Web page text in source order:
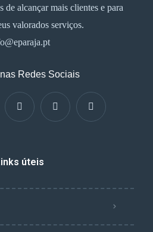
de alcançar mais clientes e para
valorados serviços.
Redes Sociais
úteis